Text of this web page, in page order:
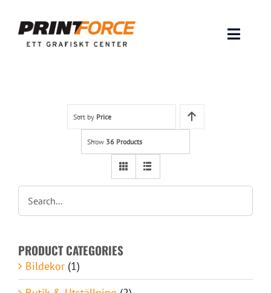
content
Toggle
INSPIRATION
Lämna original & filer
Om oss
Kontakt
Sort by Price
Show 36 Products
PRODUCT CATEGORIES
Bildekor (1)